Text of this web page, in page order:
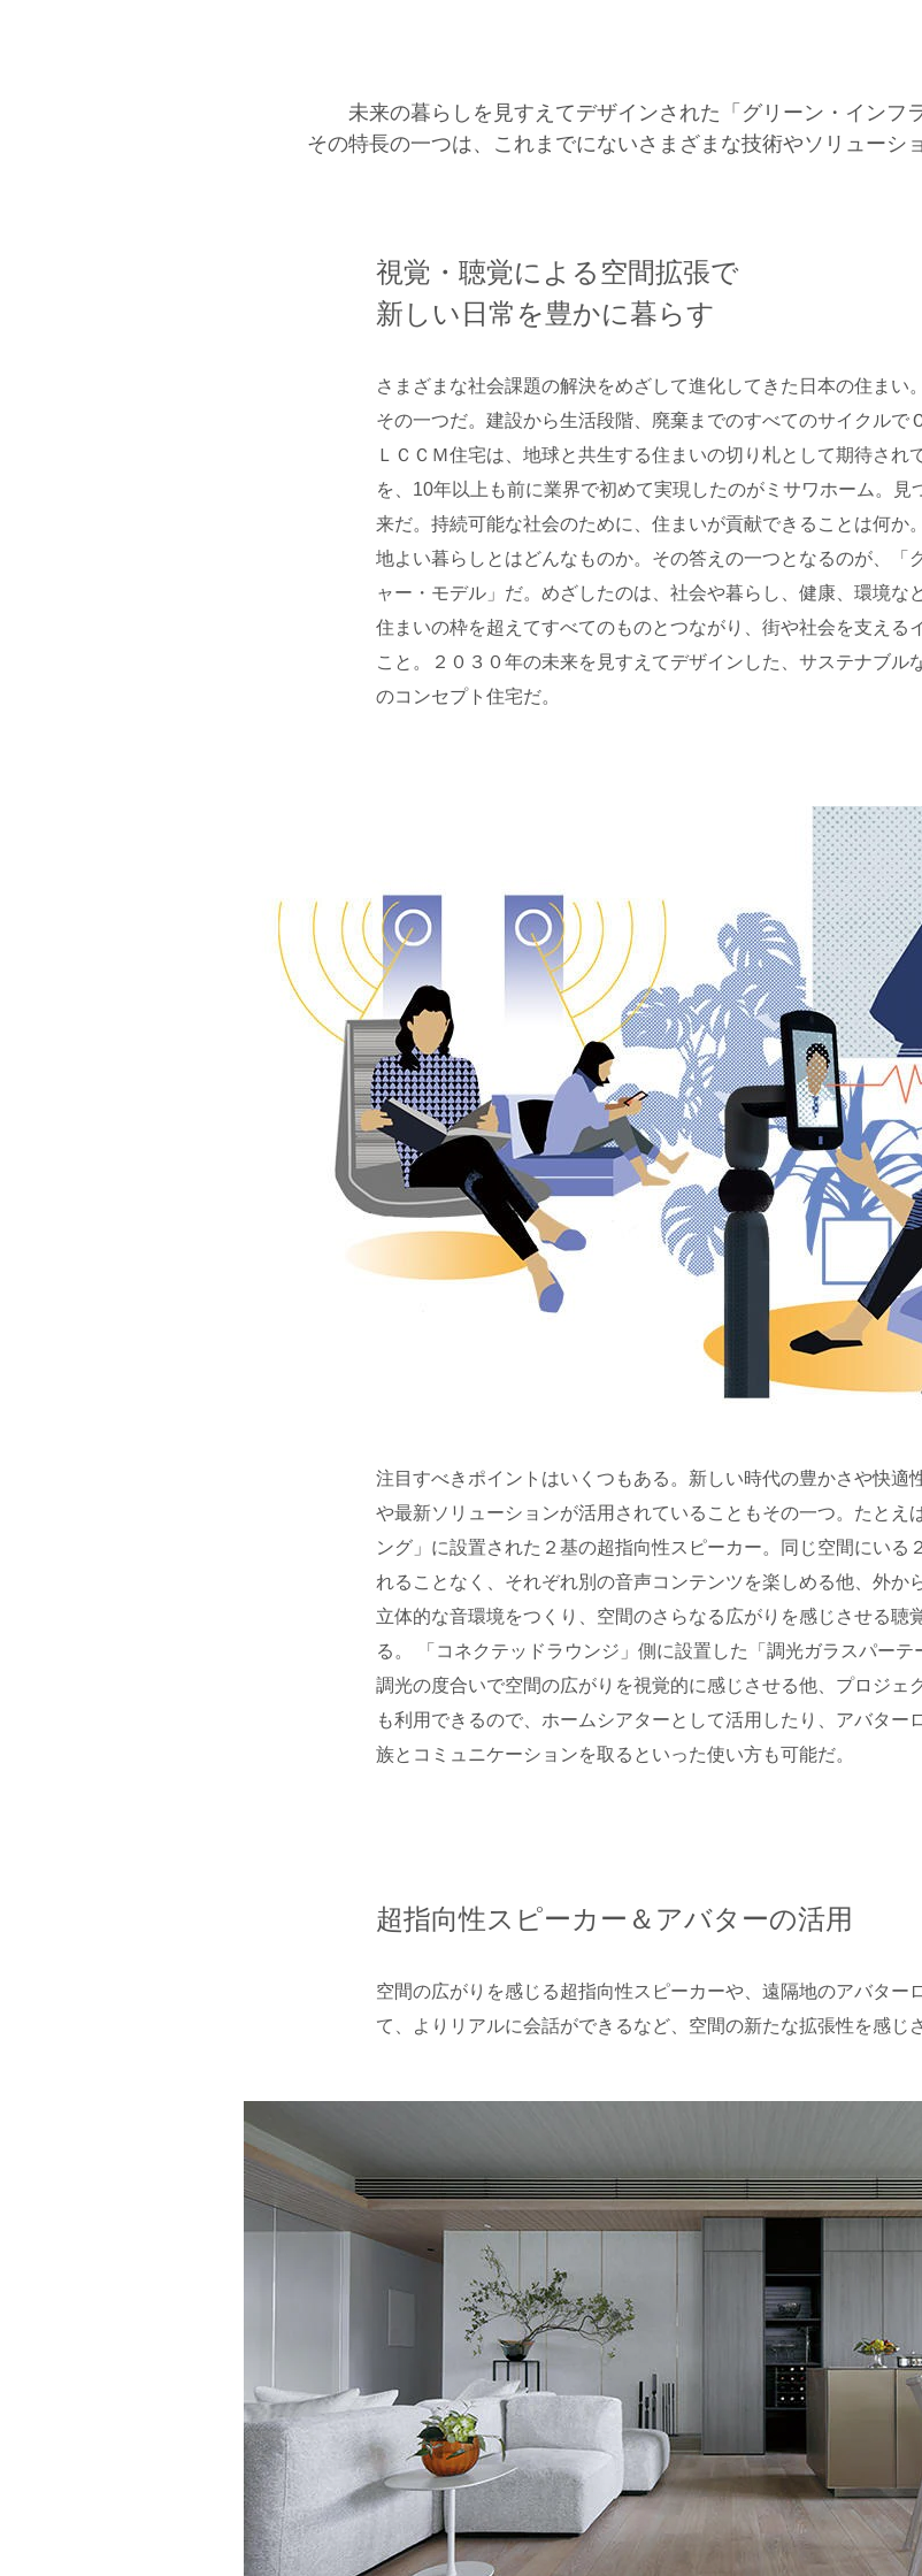
未来の暮らしを見すえてデザインされた「グリーン・インフ
その特長の一つは、これまでにないさまざまな技術やソリューシ
視覚・聴覚による空間拡張で
新しい日常を豊かに暮らす
さまざまな社会課題の解決をめざして進化してきた日本の住まい
その一つだ。建設から生活段階、廃棄までのすべてのサイクルで
ＬＣＣＭ住宅は、地球と共生する住まいの切り札として期待され
を、10年以上も前に業界で初めて実現したのがミサワホーム。見
来だ。持続可能な社会のために、住まいが貢献できることは何か
地よい暮らしとはどんなものか。その答えの一つとなるのが、「
ャー・モデル」だ。めざしたのは、社会や暮らし、健康、環境な
住まいの枠を超えてすべてのものとつながり、街や社会を支える
こと。２０３０年の未来を見すえてデザインした、サステナブル
のコンセプト住宅だ。
注目すべきポイントはいくつもある。新しい時代の豊かさや快適
や最新ソリューションが活用されていることもその一つ。たとえ
ング」に設置された２基の超指向性スピーカー。同じ空間にいる
れることなく、それぞれ別の音声コンテンツを楽しめる他、外か
立体的な音環境をつくり、空間のさらなる広がりを感じさせる聴
る。 「コネクテッドラウンジ」側に設置した「調光ガラスパーテ
調光の度合いで空間の広がりを視覚的に感じさせる他、プロジェ
も利用できるので、ホームシアターとして活用したり、アバター
族とコミュニケーションを取るといった使い方も可能だ。
超指向性スピーカー＆アバターの活用
空間の広がりを感じる超指向性スピーカーや、遠隔地のアバター
て、よりリアルに会話ができるなど、空間の新たな拡張性を感じ